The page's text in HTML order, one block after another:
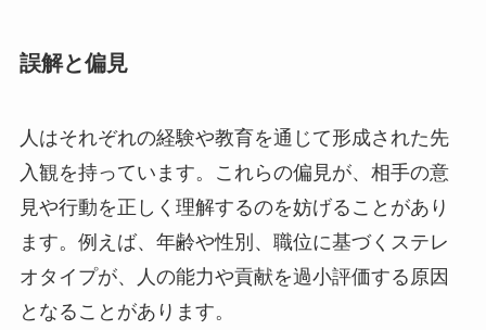
誤解と偏見
人はそれぞれの経験や教育を通じて形成された先
入観を持っています。これらの偏見が、相手の意
見や行動を正しく理解するのを妨げることがあり
ます。例えば、年齢や性別、職位に基づくステレ
オタイプが、人の能力や貢献を過小評価する原因
となることがあります。